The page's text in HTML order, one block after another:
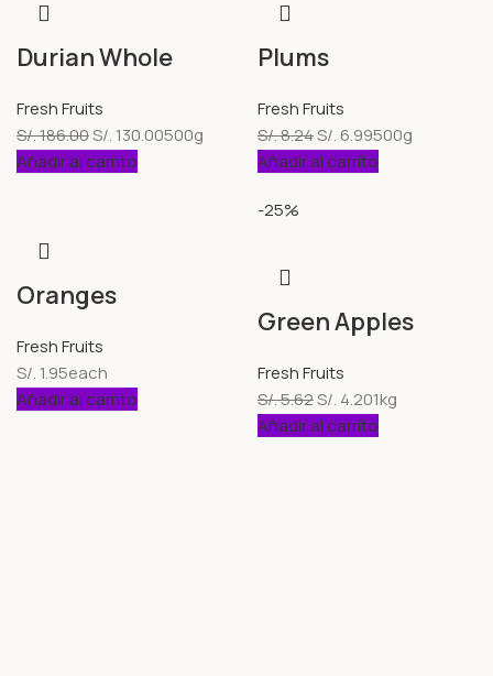
Durian Whole
Fresh Fruits
S/.186.00S/. 130.00500g
Añadir al carrito
Plums
Fresh Fruits
S/.8.24S/. 6.99500g
Añadir al carrito
Oranges
Fresh Fruits
S/. 1.95each
Añadir al carrito
-25%
Green Apples
Fresh Fruits
S/.5.62S/. 4.201kg
Añadir al carrito